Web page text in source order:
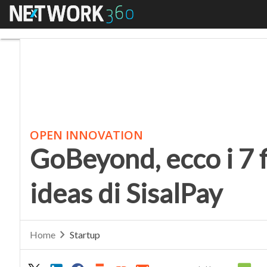
Menu
OPEN INNOVATION
GoBeyond, ecco i
ideas di SisalPay
Home Startup